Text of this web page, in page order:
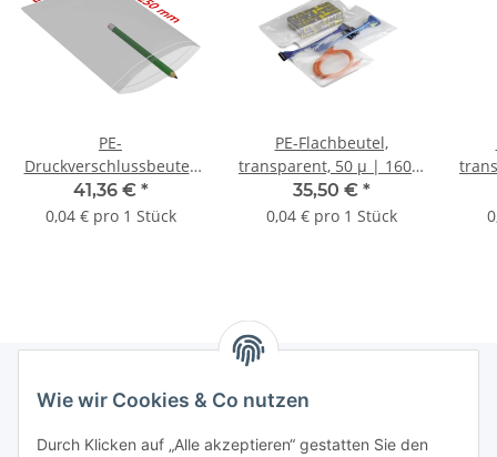
PE-
Druckverschlussbeutel,
transparent, 50 µ | 180 x
250 mm (Offene Seite x
41,36 € *
0,04 € pro 1 Stück
PE-Flachbeutel,
transparent, 50 µ | 160 x
250 mm (Offene Seite x
L) | VE = 1000 Stk.
35,50 € *
0,04 € pro 1 Stück
Wie wir Cookies & Co nutzen
Durch Klicken auf „Alle akzeptieren“ gestatten Sie den